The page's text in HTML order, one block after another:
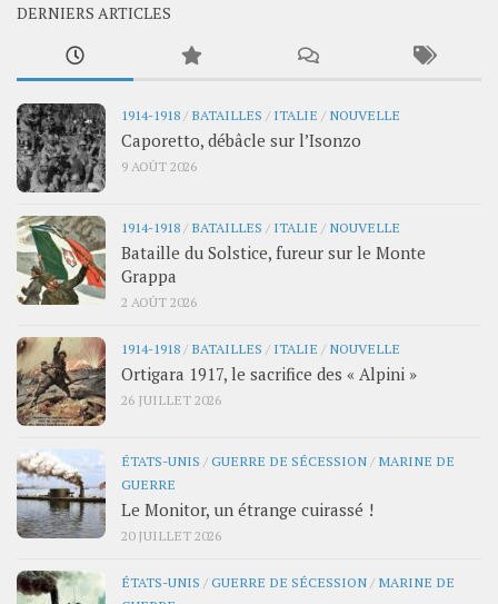
DERNIERS ARTICLES
1914-1918 / BATAILLES / ITALIE / NOUVELLE
Caporetto, débâcle sur l’Isonzo
9 AOÛT 2026
1914-1918 / BATAILLES / ITALIE / NOUVELLE
Bataille du Solstice, fureur sur le Monte
Grappa
2 AOÛT 2026
1914-1918 / BATAILLES / ITALIE / NOUVELLE
Ortigara 1917, le sacrifice des « Alpini »
26 JUILLET 2026
ÉTATS-UNIS /GUERRE DE SÉCESSION / MARINE DE
GUERRE
Le Monitor, un étrange cuirassé !
20 JUILLET 2026
ÉTATS-UNIS /GUERRE DE SÉCESSION / MARINE DE